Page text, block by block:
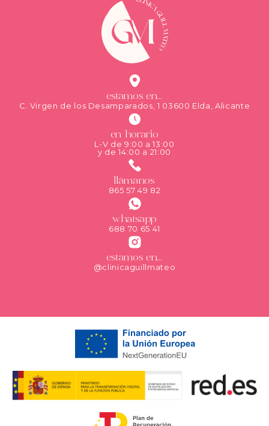
estamos en...
C. Virgen de los Desamparados, 1 03600 Elda, Alicante
en horario
L-V de 9:00 a 13:00
y de 14:00 a 21:00
llámanos
865 57 49 82
whatsapp
688 70 65 41
estamos en...
@clinicaguillmateo